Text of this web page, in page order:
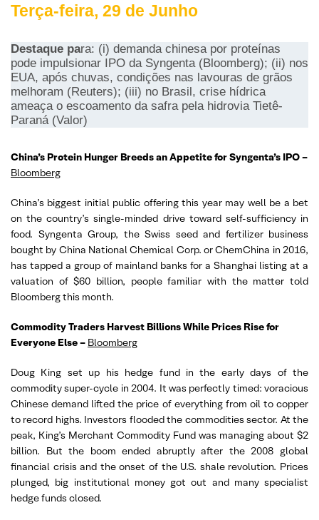
Terça-feira, 29 de Junho
Destaque para: (i) demanda chinesa por proteínas
pode impulsionar IPO da Syngenta (Bloomberg); (ii) nos
EUA, após chuvas, condições nas lavouras de grãos
melhoram (Reuters); (iii) no Brasil, crise hídrica
ameaça o escoamento da safra pela hidrovia Tietê-
Paraná (Valor)
China’s Protein Hunger Breeds an Appetite for Syngenta’s IPO –
Bloomberg
China’s biggest initial public offering this year may well be a bet
on the country’s single-minded drive toward self-sufficiency in
food. Syngenta Group, the Swiss seed and fertilizer business
bought by China National Chemical Corp. or ChemChina in 2016,
has tapped a group of mainland banks for a Shanghai listing at a
valuation of $60 billion, people familiar with the matter told
Bloomberg this month.
Commodity Traders Harvest Billions While Prices Rise for
Everyone Else – Bloomberg
Doug King set up his hedge fund in the early days of the
commodity super-cycle in 2004. It was perfectly timed: voracious
Chinese demand lifted the price of everything from oil to copper
to record highs. Investors flooded the commodities sector. At the
peak, King’s Merchant Commodity Fund was managing about $2
billion. But the boom ended abruptly after the 2008 global
financial crisis and the onset of the U.S. shale revolution. Prices
plunged, big institutional money got out and many specialist
hedge funds closed.